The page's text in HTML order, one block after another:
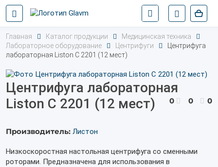
Главная Каталог продукции
Медицинская техника
Лабораторное оборудование
Центрифуги
Центрифуга
лабораторная Liston C 2201 (12 мест)
Центрифуга лабораторная
Liston C 2201 (12 мест)
0 0 0
Производитель: Листон
Низкоскоростная настольная центрифуга со сменными
роторами. Предназначена для использования в